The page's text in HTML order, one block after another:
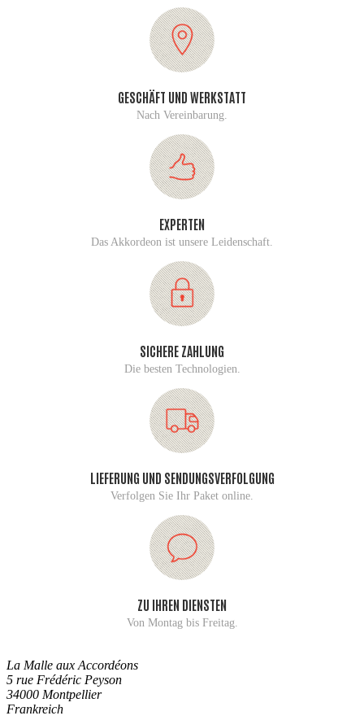
GESCHÄFT UND WERKSTATT
Nach Vereinbarung.
EXPERTEN
Das Akkordeon ist unsere Leidenschaft.
SICHERE ZAHLUNG
Die besten Technologien.
LIEFERUNG UND SENDUNGSVERFOLGUNG
Verfolgen Sie Ihr Paket online.
ZU IHREN DIENSTEN
Von Montag bis Freitag.
La Malle aux Accordéons
5 rue Frédéric Peyson
34000 Montpellier
Frankreich